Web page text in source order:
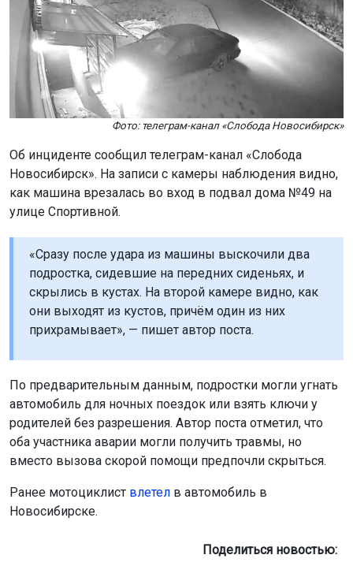
Фото: телеграм-канал «Слобода Новосибирск»
Об инциденте сообщил телеграм-канал «Слобода
Новосибирск». На записи с камеры наблюдения видно,
как машина врезалась во вход в подвал дома №49 на
улице Спортивной.
«Сразу после удара из машины выскочили два
подростка, сидевшие на передних сиденьях, и
скрылись в кустах. На второй камере видно, как
они выходят из кустов, причём один из них
прихрамывает», — пишет автор поста.
По предварительным данным, подростки могли угнать
автомобиль для ночных поездок или взять ключи у
родителей без разрешения. Автор поста отметил, что
оба участника аварии могли получить травмы, но
вместо вызова скорой помощи предпочли скрыться.
Ранее мотоциклист влетел в автомобиль в
Новосибирске.
Поделиться новостью: